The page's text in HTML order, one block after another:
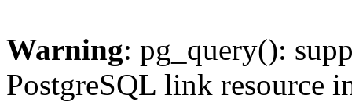
Warning: pg_query():
PostgreSQL link resource